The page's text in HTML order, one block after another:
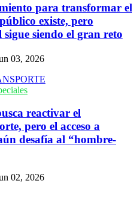
para transformar el
existe, pero
sigue siendo el gran reto
03, 2026
reactivar el
pero el acceso a
desafía al “hombre-
02, 2026